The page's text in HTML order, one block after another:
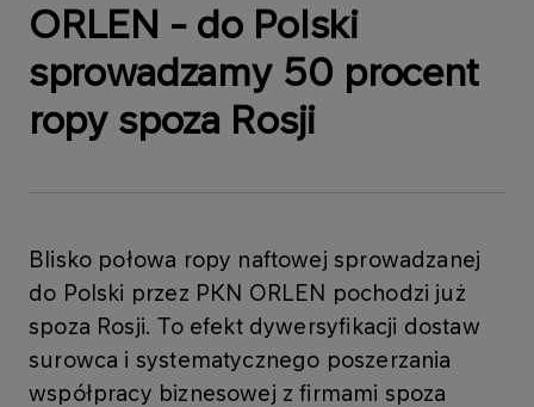
ORLEN - do Polski
sprowadzamy 50 procent
ropy spoza Rosji
Blisko połowa ropy naftowej sprowadzanej
do Polski przez PKN ORLEN pochodzi już
spoza Rosji. To efekt dywersyfikacji dostaw
surowca i systematycznego poszerzania
współpracy biznesowej z firmami spoza